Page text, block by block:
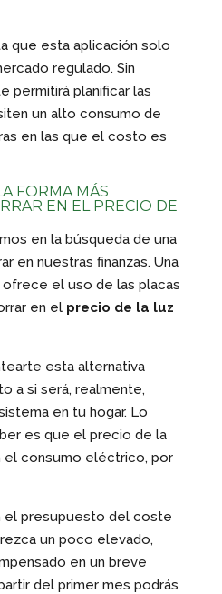
que esta aplicación solo
regulado. Sin
permitirá planificar las
un alto consumo de
en las que el costo es
FORMA MÁS
EN EL PRECIO DE
en la búsqueda de una
en nuestras finanzas. Una
el uso de las placas
en el precio de la luz
esta alternativa
a si será, realmente,
en tu hogar. Lo
es que el precio de la
el consumo eléctrico, por
el presupuesto del coste
un poco elevado,
en un breve
del primer mes podrás